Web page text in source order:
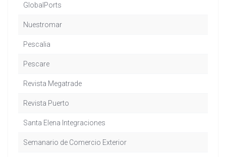
GlobalPorts
Nuestromar
Pescalia
Pescare
Revista Megatrade
Revista Puerto
Santa Elena Integraciones
Semanario de Comercio Exterior